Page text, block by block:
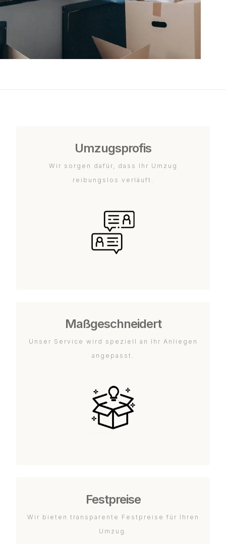
Umzugsprofis
Wir sorgen dafür, dass Ihr Umzug
reibungslos verläuft.
Maßgeschneidert
Unser Service wird speziell an Ihr Anliegen
angepasst.
Festpreise
Wir bieten transparente Festpreise für Ihren
Umzug.